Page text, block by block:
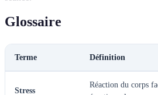
Glossaire
Terme Définition
Stress
Réaction du corps